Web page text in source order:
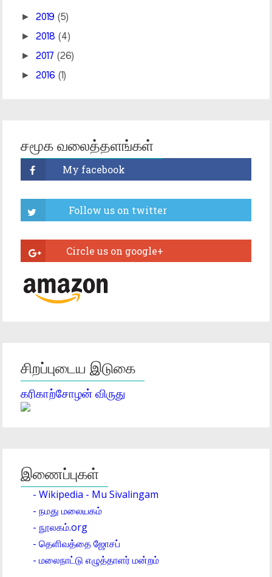
► 2019 (5)
► 2018 (4)
► 2017 (26)
► 2016 (1)
சமூக வலைத்தளங்கள்
சிறப்புடைய இடுகை
கரிகாற்சோழன் விருது
இணைப்புகள்
- Wikipedia - Mu Sivalingam
- நமது மலையகம்
- நூலகம்.org
- தெளிவத்தை ஜோசப்
- மலைநாட்டு எழுத்தாளர் மன்றம்